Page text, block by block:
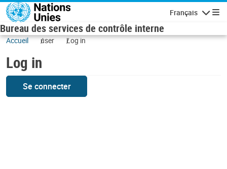
Skip to main content
Français
Bureau des services de contrôle interne
Accueil user Log in
Log in
Se connecter